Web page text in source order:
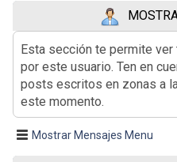
Esta sección te permite
por este usuario. Ten en
posts escritos en zonas a
este momento.
Mostrar Mensajes Menu